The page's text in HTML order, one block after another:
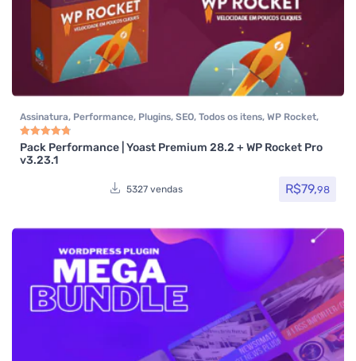
Assinatura, Performance, Plugins, SEO, Todos os itens, WP Rocket,
Yoast SEO
Avaliação
Pack Performance | Yoast Premium 28.2 + WP Rocket Pro
v3.23.1
5327 vendas R$79,98